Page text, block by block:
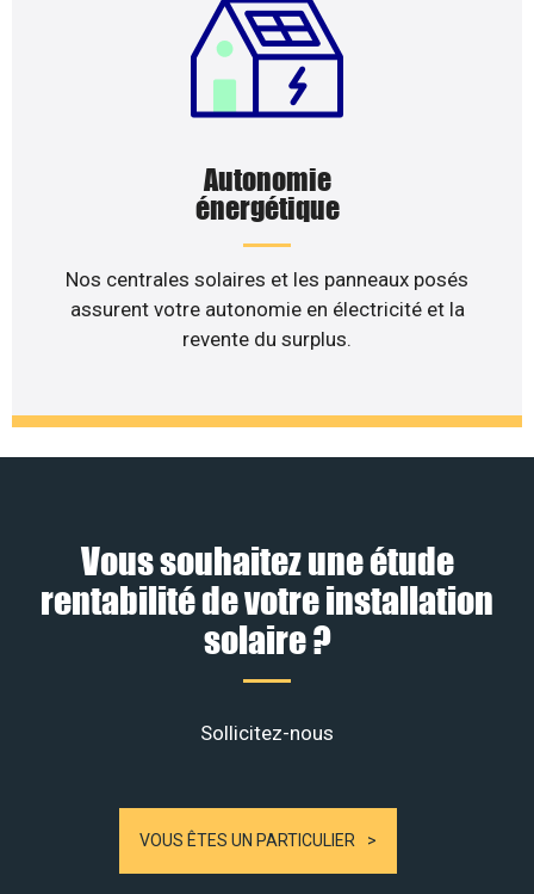
Autonomie
énergétique
Nos centrales solaires et les panneaux posés
assurent votre autonomie en électricité et la
revente du surplus.
Vous souhaitez une étude
rentabilité de votre installation
solaire ?
Sollicitez-nous
VOUS ÊTES UN PARTICULIER